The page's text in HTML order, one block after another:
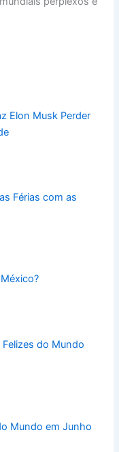
Elon Musk Perder
Férias com as
do Mundo
Mundo em Junho